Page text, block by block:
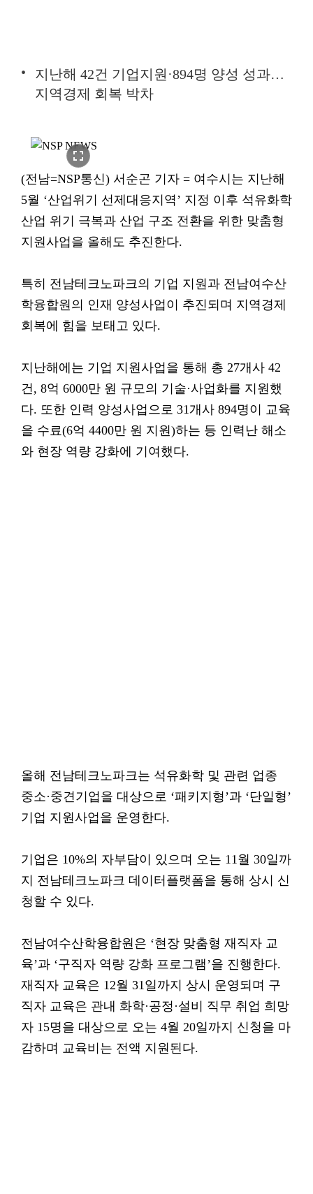
지난해 42건 기업지원·894명 양성 성과…
지역경제 회복 박차
fullscreen
(전남=NSP통신) 서순곤 기자 = 여수시는 지난해
5월 ‘산업위기 선제대응지역’ 지정 이후 석유화학
산업 위기 극복과 산업 구조 전환을 위한 맞춤형
지원사업을 올해도 추진한다.
특히 전남테크노파크의 기업 지원과 전남여수산
학융합원의 인재 양성사업이 추진되며 지역경제
회복에 힘을 보태고 있다.
지난해에는 기업 지원사업을 통해 총 27개사 42
건, 8억 6000만 원 규모의 기술·사업화를 지원했
다. 또한 인력 양성사업으로 31개사 894명이 교육
을 수료(6억 4400만 원 지원)하는 등 인력난 해소
와 현장 역량 강화에 기여했다.
올해 전남테크노파크는 석유화학 및 관련 업종
중소·중견기업을 대상으로 ‘패키지형’과 ‘단일형’
기업 지원사업을 운영한다.
기업은 10%의 자부담이 있으며 오는 11월 30일까
지 전남테크노파크 데이터플랫폼을 통해 상시 신
청할 수 있다.
전남여수산학융합원은 ‘현장 맞춤형 재직자 교
육’과 ‘구직자 역량 강화 프로그램’을 진행한다.
재직자 교육은 12월 31일까지 상시 운영되며 구
직자 교육은 관내 화학·공정·설비 직무 취업 희망
자 15명을 대상으로 오는 4월 20일까지 신청을 마
감하며 교육비는 전액 지원된다.